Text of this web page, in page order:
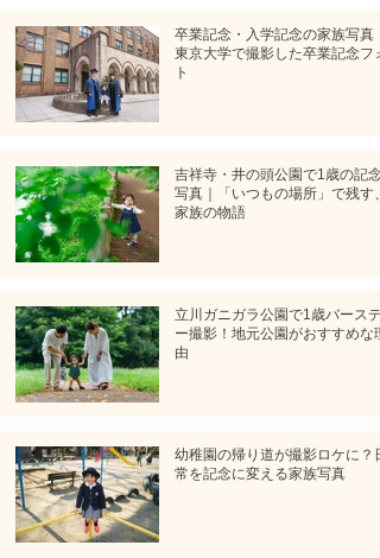
卒業記念・入学記念の家族写真｜
東京大学で撮影した卒業記念フォ
ト
吉祥寺・井の頭公園で1歳の記念
写真｜「いつもの場所」で残す、
家族の物語
立川ガニガラ公園で1歳バースデ
ー撮影！地元公園がおすすめな理
由
幼稚園の帰り道が撮影ロケに？日
常を記念に変える家族写真